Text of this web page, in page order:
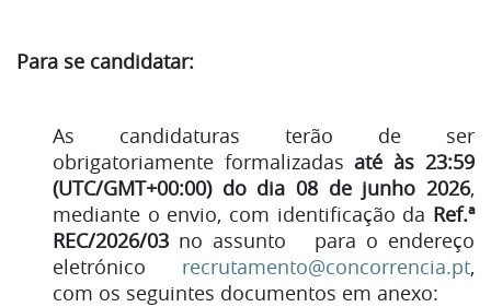
Para se candidatar:
As candidaturas terão de ser
obrigatoriamente formalizadasaté às 23:59
(UTC/GMT+00:00) do dia 08 de junho 2026,
mediante o envio, com identificação da Ref.ª
REC/2026/03no assunto para o endereço
eletrónico recrutamento@concorrencia.pt,
com os seguintes documentos em anexo: